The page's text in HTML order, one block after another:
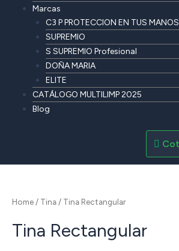
Marcas
C3 P PROTECCION EN TUS MANOS
SUPREMIO
S SUPREMIO Profesional
DOÑA MARIA
ELITE
CATÁLOGO MULTILIMP 2025
Blog
Home / Tina / Tina Rectangular
Tina Rectangular